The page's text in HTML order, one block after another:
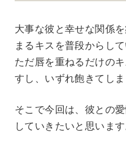
大事な彼と幸せな関係
まるキスを普段からし
ただ唇を重ねるだけの
すし、いずれ飽きてしま
そこで今回は、彼との
していきたいと思います